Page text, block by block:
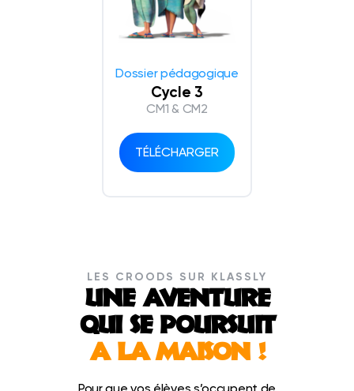
Dossier pédagogique
Cycle 3
CM1 & CM2
TÉLÉCHARGER
LES CROODS SUR KLASSLY
UNE AVENTURE
QUI SE POURSUIT
A LA MAISON !
Pour que vos élèves s’occupent de